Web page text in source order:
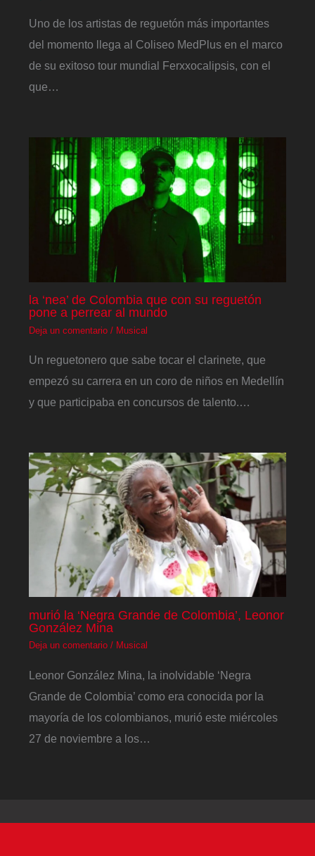
Uno de los artistas de reguetón más importantes
del momento llega al Coliseo MedPlus en el marco
de su exitoso tour mundial Ferxxocalipsis, con el
que…
la ‘nea’ de Colombia que con su reguetón
pone a perrear al mundo
Deja un comentario / Musical
Un reguetonero que sabe tocar el clarinete, que
empezó su carrera en un coro de niños en Medellín
y que participaba en concursos de talento.…
murió la ‘Negra Grande de Colombia’, Leonor
González Mina
Deja un comentario / Musical
Leonor González Mina, la inolvidable ‘Negra
Grande de Colombia’ como era conocida por la
mayoría de los colombianos, murió este miércoles
27 de noviembre a los…